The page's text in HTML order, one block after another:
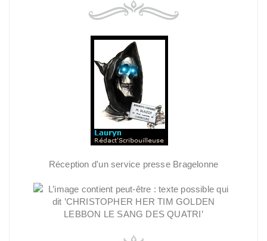
Réception d'un service presse Bragelonne